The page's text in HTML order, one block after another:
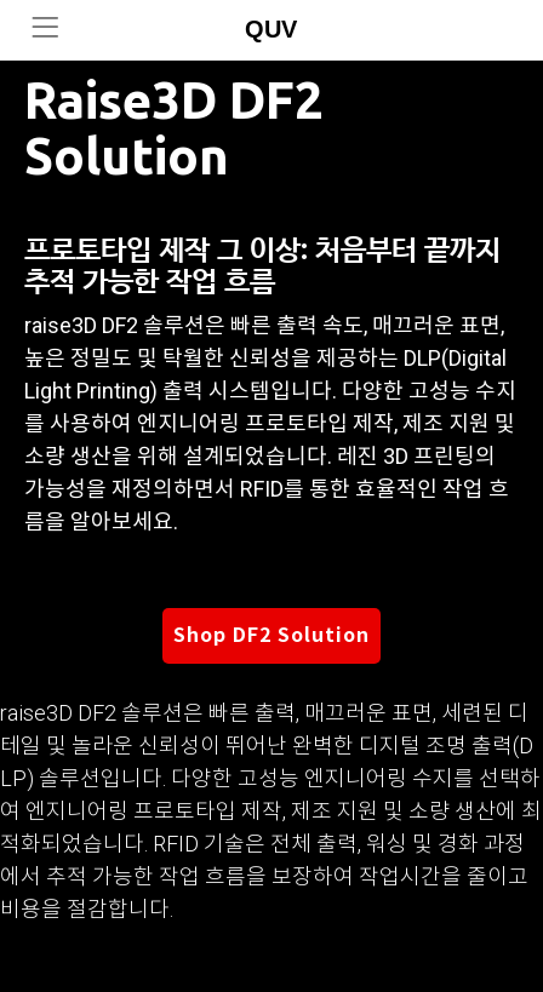
QUV
Raise3D DF2
Solution
프로토타입 제작 그 이상: 처음부터 끝까지
추적 가능한 작업 흐름
raise3D DF2 솔루션은 빠른 출력 속도, 매끄러운 표면,
높은 정밀도 및 탁월한 신뢰성을 제공하는 DLP(Digital
Light Printing) 출력 시스템입니다. 다양한 고성능 수지
를 사용하여 엔지니어링 프로토타입 제작, 제조 지원 및
소량 생산을 위해 설계되었습니다. 레진 3D 프린팅의
가능성을 재정의하면서 RFID를 통한 효율적인 작업 흐
름을 알아보세요.
Shop DF2 Solution
raise3D DF2 솔루션은 빠른 출력, 매끄러운 표면, 세련된 디
테일 및 놀라운 신뢰성이 뛰어난 완벽한 디지털 조명 출력(D
LP) 솔루션입니다. 다양한 고성능 엔지니어링 수지를 선택하
여 엔지니어링 프로토타입 제작, 제조 지원 및 소량 생산에 최
적화되었습니다. RFID 기술은 전체 출력, 워싱 및 경화 과정
에서 추적 가능한 작업 흐름을 보장하여 작업시간을 줄이고
비용을 절감합니다.